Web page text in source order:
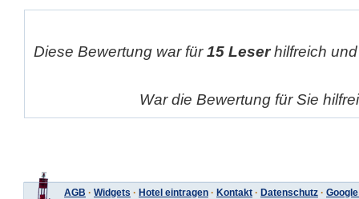
Diese Bewertung war für15 Leserhilfreich
War die Bewertung für Sie
AGB · Widgets · Hotel eintragen · Kontakt · Datenschutz ·